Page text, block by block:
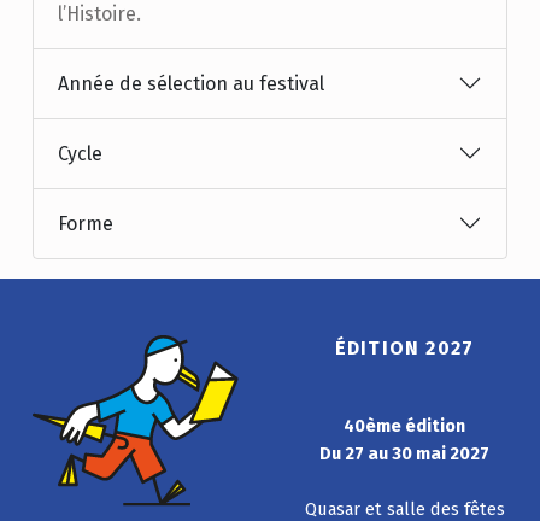
l’Histoire.
Année de sélection au festival
Cycle
Forme
ÉDITION 2027
40ème édition
Du 27 au 30 mai 2027
Quasar et salle des fêtes